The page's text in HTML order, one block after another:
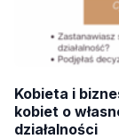
Kobieta i
kobiet o
działalności